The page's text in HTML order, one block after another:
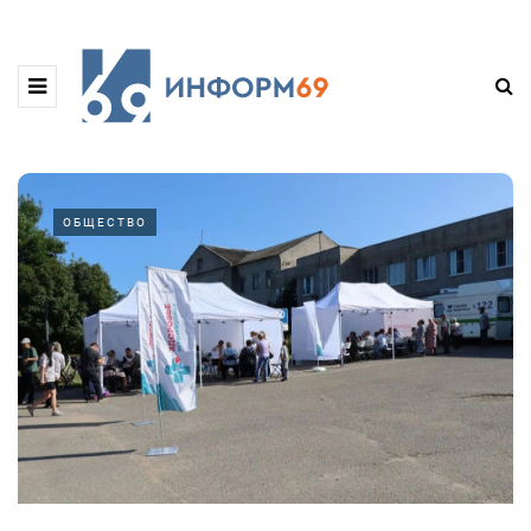
ОБЩЕСТВО